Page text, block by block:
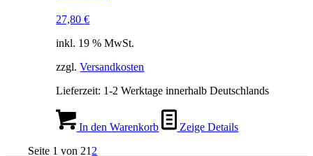
27,80€
inkl. 19 % MwSt.
zzgl.Versandkosten
Lieferzeit: 1-2 Werktage innerhalb Deutschlands
In den Warenkorb
Zeige Details
Seite 1 von 21 2